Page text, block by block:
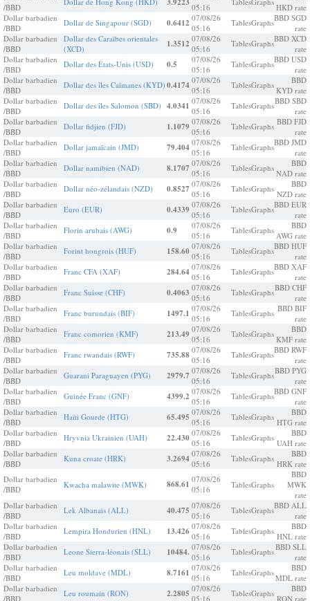
/BBD
05:16
HKD rate
Dollar barbadien
/BBD
Dollar de Singapour (SGD) 0.6412 07/08/26
05:16
TablesGraphsBBD SGD
rate
Dollar barbadien
/BBD
Dollar des Caraïbes orientales
(XCD)
1.3512 07/08/26
05:16
TablesGraphsBBD XCD
rate
Dollar barbadien
/BBD
Dollar des États-Unis (USD) 0.5
07/08/26
05:16
TablesGraphsBBD USD
rate
Dollar barbadien
/BBD
Dollar des îles Caïmanes (KYD) 0.4174 07/08/26
05:16
TablesGraphs
BBD
KYD rate
Dollar barbadien
/BBD
Dollar des îles Salomon (SBD) 4.0341 07/08/26
05:16
TablesGraphsBBD SBD
rate
Dollar barbadien
/BBD
Dollar fidjien (FJD) 1.1079 07/08/26
05:16
TablesGraphs BBD FJD
rate
Dollar barbadien
/BBD
Dollar jamaïcain (JMD) 79.404 07/08/26
05:16
TablesGraphsBBD JMD
rate
Dollar barbadien
/BBD
Dollar namibien (NAD) 8.1707 07/08/26
05:16
TablesGraphs
BBD
NAD rate
Dollar barbadien
/BBD
Dollar néo-zélandais (NZD) 0.8527 07/08/26
05:16
TablesGraphs
BBD
NZD rate
Dollar barbadien
/BBD
Euro (EUR) 0.4339 07/08/26
05:16
TablesGraphsBBD EUR
rate
Dollar barbadien
/BBD
Florin arubais (AWG) 0.9
07/08/26
05:16
TablesGraphs
BBD
AWG rate
Dollar barbadien
/BBD
Forint hongrois (HUF) 158.60 07/08/26
05:16
TablesGraphsBBD HUF
rate
Dollar barbadien
/BBD
Franc CFA (XAF) 284.64 07/08/26
05:16
TablesGraphsBBD XAF
rate
Dollar barbadien
/BBD
Franc Suisse (CHF) 0.4063 07/08/26
05:16
TablesGraphsBBD CHF
rate
Dollar barbadien
/BBD
Franc burundais (BIF) 1497.1 07/08/26
05:16
TablesGraphs BBD BIF
rate
Dollar barbadien
/BBD
Franc comorien (KMF) 213.49 07/08/26
05:16
TablesGraphs
BBD
KMF rate
Dollar barbadien
/BBD
Franc rwandais (RWF) 735.88 07/08/26
05:16
TablesGraphsBBD RWF
rate
Dollar barbadien
/BBD
Guarani Paraguayen (PYG) 2979.7 07/08/26
05:16
TablesGraphsBBD PYG
rate
Dollar barbadien
/BBD
Guinée Franc (GNF) 4399.2 07/08/26
05:16
TablesGraphsBBD GNF
rate
Dollar barbadien
/BBD
Haïti Gourde (HTG) 65.495 07/08/26
05:16
TablesGraphs
BBD
HTG rate
Dollar barbadien
/BBD
Hryvnia Ukrainien (UAH) 22.430 07/08/26
05:16
TablesGraphs
BBD
UAH rate
Dollar barbadien
/BBD
Kuna croate (HRK) 3.2694 07/08/26
05:16
TablesGraphs
BBD
HRK rate
Dollar barbadien
/BBD
Kwacha malawite (MWK) 868.61 07/08/26
05:16
TablesGraphs
BBD
MWK
rate
Dollar barbadien
/BBD
Lek Albanais (ALL) 40.475 07/08/26
05:16
TablesGraphsBBD ALL
rate
Dollar barbadien
/BBD
Lempira Hondurien (HNL) 13.426 07/08/26
05:16
TablesGraphs
BBD
HNL rate
Dollar barbadien
/BBD
Leone Sierra-léonais (SLL) 10484. 07/08/26
05:16
TablesGraphsBBD SLL
rate
Dollar barbadien
/BBD
Leu moldave (MDL) 8.7161 07/08/26
05:16
TablesGraphs
BBD
MDL rate
Dollar barbadien
/BBD
Leu roumain (RON) 2.2805 07/08/26
05:16
TablesGraphs
BBD
RON rate